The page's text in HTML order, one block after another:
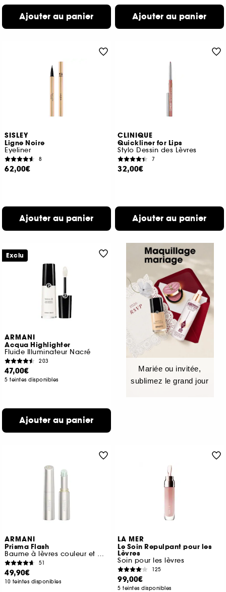
Ajouter au panier Ajouter au panier
SISLEY
Ligne Noire
Eyeliner
8
62,00€
Ajouter au panier
CLINIQUE
Quickliner for Lips
Stylo Dessin des Lèvres
7
32,00€
Ajouter au panier
ARMANI
Acqua Highlighter
Fluide Illuminateur Nacré
203
47,00€
5 teintes disponibles
Ajouter au panier
Exclu
Mariée ou invitée,
sublimez le grand jour
ARMANI
Prisma Flash
Baume à lèvres couleur et brillance intense
51
49,90€
10 teintes disponibles
LA MER
Le Soin Repulpant pour les
Lèvres
Soin pour les lèvres
125
99,00€
5 teintes disponibles